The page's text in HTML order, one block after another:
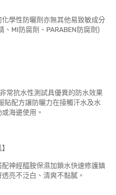
學性防曬劑亦無其他易致敏成分
MI防腐劑、PARABEN防腐劑)
常抗水性測試具優異的防水效果
貼配方讓防曬力在接觸汗水及水
海邊使用。
神經醯胺保濕加鎖水快速修護鎮
亮不泛白、清爽不黏膩。